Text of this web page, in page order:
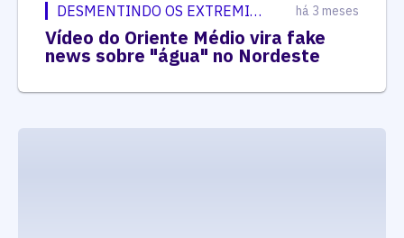
DESMENTINDO OS EXTREMISTAS há 3 meses
Vídeo do Oriente Médio vira fake
news sobre "água" no Nordeste